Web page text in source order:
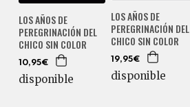
LOS AÑOS DE
PEREGRINACIÓN DEL
CHICO SIN COLOR
10,95€
disponible
LOS AÑOS DE
PEREGRINACIÓN DEL
CHICO SIN COLOR
19,95€
disponible